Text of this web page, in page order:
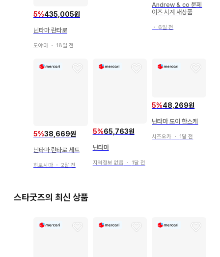
5%435,005원
닌타마 란타로
도야마 ・ 18일 전
Andrew & co 문페
이즈 시계 새상품
・ 6일 전
5%38,669원
닌타마 란타로 세트
히로시마 ・ 2달 전
5%65,763원
닌타마
지역정보 없음 ・ 1달 전
5%48,269원
닌타마 도이 한스케
시즈오카 ・ 1달 전
스타굿즈의 최신 상품